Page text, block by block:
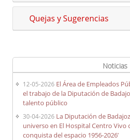
Presentación
Documentos de interés
Quejas y Sugerencias
Noticias
12-05-2026 El Área de Empleados
el trabajo de la Diputación de
talento público
30-04-2026 La Diputación de
universo en El Hospital Centro Vivo
conquista del espacio 1956-2026’